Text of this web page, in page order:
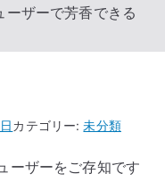
ーザーで芳香できる
カテゴリー:未分類
ーザーをご存知です